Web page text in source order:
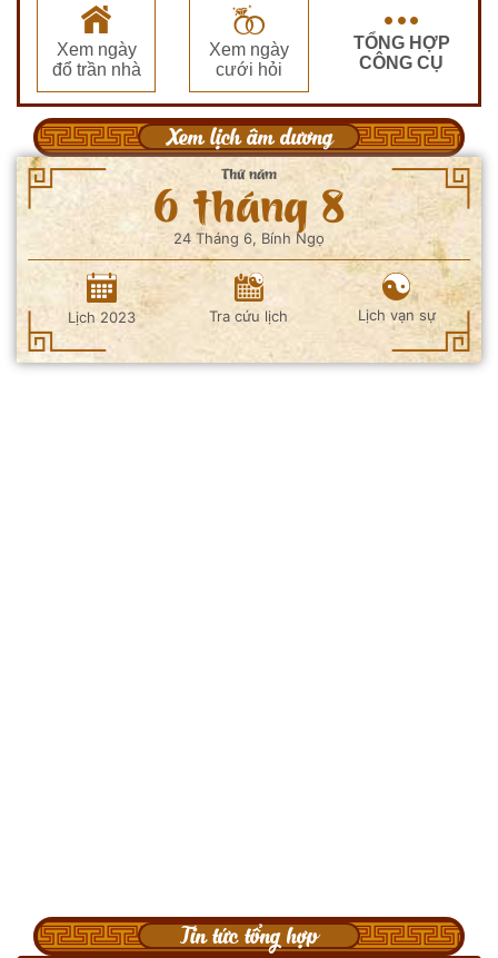
Xem ngày
đổ trần nhà
Xem ngày
cưới hỏi
TỔNG HỢP
CÔNG CỤ
Xem lịch âm dương
Thứ năm
6 tháng 8
24 Tháng 6, Bính Ngọ
Lịch 2023 Tra cứu lịch Lịch vạn sự
Tin tức tổng hợp